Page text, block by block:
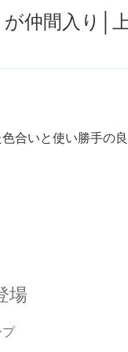
仲間入り│
合いと使い勝手の
場